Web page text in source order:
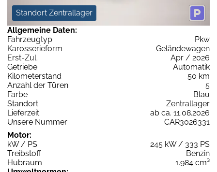
Standort Zentrallager
Allgemeine Daten:
Fahrzeugtyp
Pkw
Karosserieform
Geländewagen
Erst-Zul.
Apr / 2026
Getriebe
Automatik
Kilometerstand
50 km
Anzahl der Türen
5
Farbe
Blau
Standort
Zentrallager
Lieferzeit
ab ca. 11.08.2026
Unsere Nummer
CAR3026331
Motor:
kW / PS
245 kW / 333 PS
Treibstoff
Benzin
Hubraum
1.984 cm³